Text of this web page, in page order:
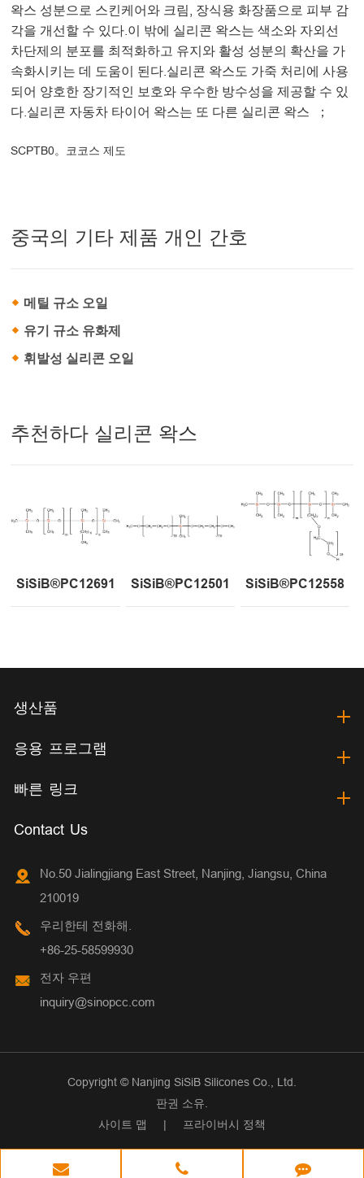
왁스 성분으로 스킨케어와 크림, 장식용 화장품으로 피부 감
각을 개선할 수 있다.이 밖에 실리콘 왁스는 색소와 자외선
차단제의 분포를 최적화하고 유지와 활성 성분의 확산을 가
속화시키는 데 도움이 된다.실리콘 왁스도 가죽 처리에 사용
되어 양호한 장기적인 보호와 우수한 방수성을 제공할 수 있
다.실리콘 자동차 타이어 왁스는 또 다른 실리콘 왁스 ；
SCPTB0。코코스 제도
중국의 기타 제품 개인 간호
메틸 규소 오일
유기 규소 유화제
휘발성 실리콘 오일
추천하다 실리콘 왁스
SiSiB®PC12691 SiSiB®PC12501 SiSiB®PC12558
생산품
응용 프로그램
빠른 링크
Contact Us
No.50 Jialingjiang East Street, Nanjing, Jiangsu, China
210019
우리한테 전화해.
+86-25-58599930
전자 우편
inquiry@sinopcc.com
Copyright © Nanjing SiSiB Silicones Co., Ltd.
판권 소유.
사이트 맵
| 프라이버시 정책